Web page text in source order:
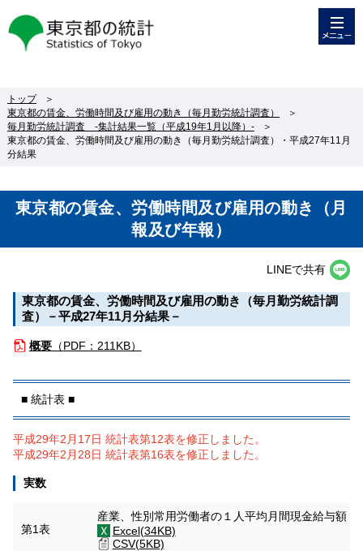
東京都の統計
トップ
＞
東京都の賃金、労働時間及び雇用の動き（毎月勤労統計調査）
＞
毎月勤労統計調査 -集計結果一覧（平成19年1月以降）-
＞
東京都の賃金、労働時間及び雇用の動き（毎月勤労統計調査）・平成27年11月
分結果
東京都の賃金、労働時間及び雇用の動き（月
報及び年報）
LINEで共有
東京都の賃金、労働時間及び雇用の動き（毎月勤労統計調
査）－平成27年11月分結果－
概要（PDF：211KB）
■ 統計表 ■
平成29年2月17日 統計表第12表を修正しました。
平成29年2月28日 統計表第16表を修正しました。
実数
第1表
産業、性別常用労働者の１人平均月間現金給与額
Excel(34KB)
CSV(5KB)